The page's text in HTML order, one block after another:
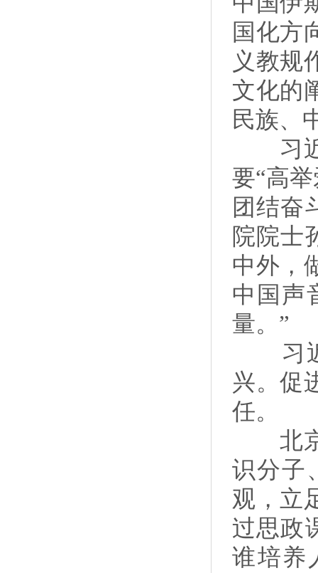
国化方
义教规
文化的
民族、
习近
要“高
团结奋
院院士
中外，
中国声
量。”
习近
兴。促
任。
北京
识分子
观，立
过思政
谁培养